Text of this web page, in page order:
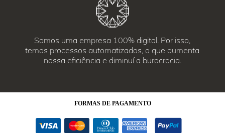
Somos uma empresa 100% digital. Por isso,
temos processos automatizados, o que aumenta
nossa eficiência e diminuí a burocracia.
FORMAS DE PAGAMENTO